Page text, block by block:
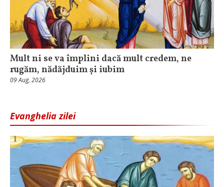
Mult ni se va împlini dacă mult credem, ne
rugăm, nădăjduim și iubim
09 Aug, 2026
Evanghelia zilei